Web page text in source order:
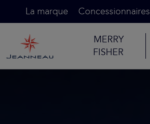
La marque Concessionnaires
MERRY
FISHER